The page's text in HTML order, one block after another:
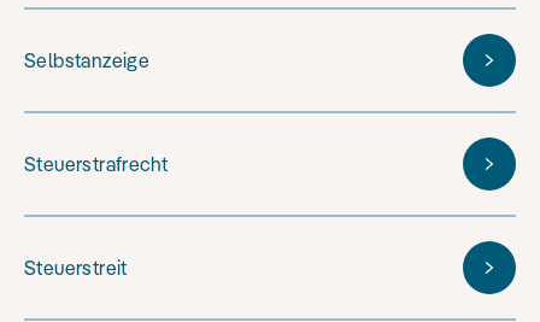
Selbstanzeige
Steuerstrafrecht
Steuerstreit